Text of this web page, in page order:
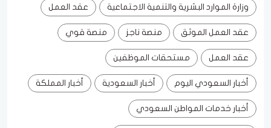
وزارة الموارد البشرية والتنمية الاجتماعية عقد العمل
عقد العمل الموثق منصة ناجز منصة قوي
عقد العمل مستحقات الموظفين
أخبار السعودي اليوم أخبار السعودية أخبار المملكة
أخبار خدمات المواطن السعودي